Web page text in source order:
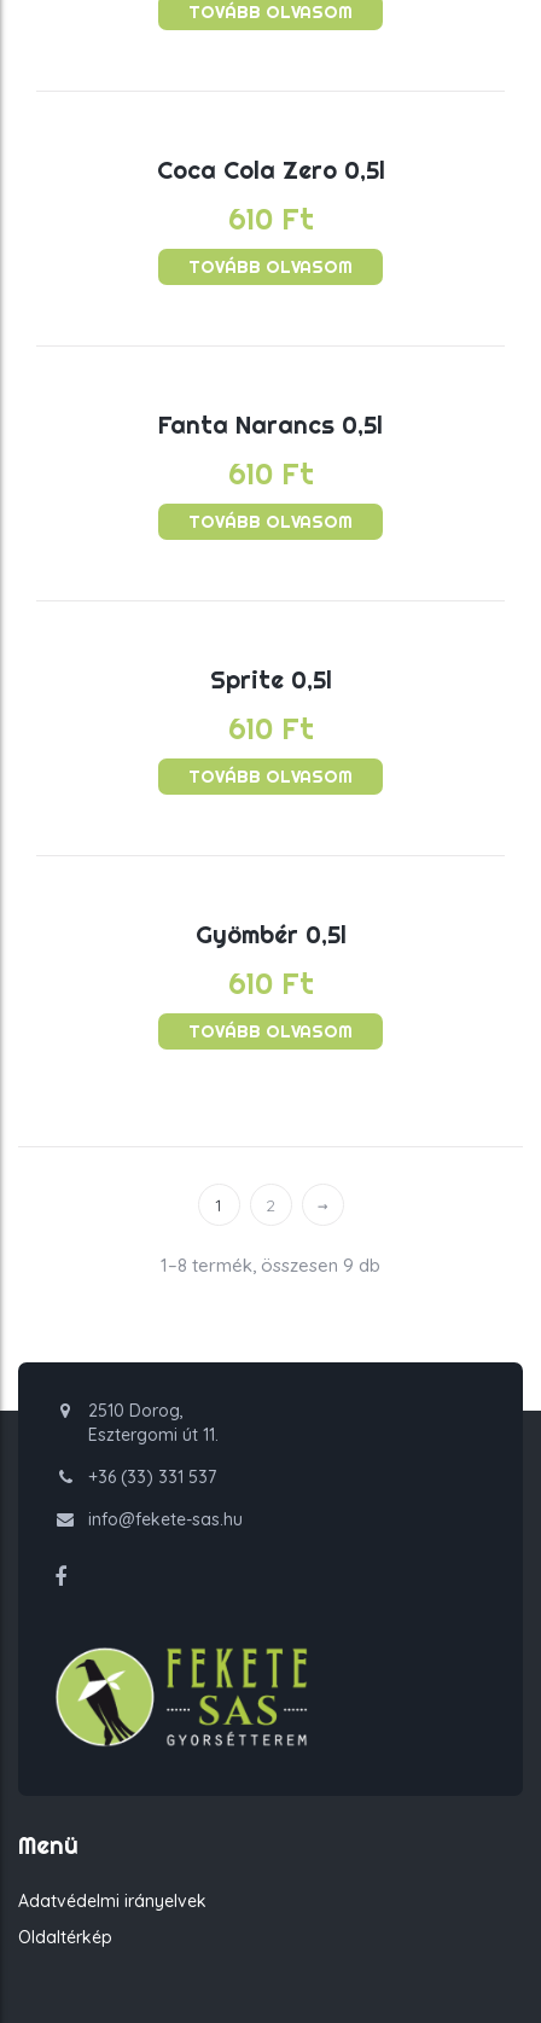
TOVÁBB OLVASOM
Coca Cola Zero 0,5l
610 Ft
TOVÁBB OLVASOM
Fanta Narancs 0,5l
610 Ft
TOVÁBB OLVASOM
Sprite 0,5l
610 Ft
TOVÁBB OLVASOM
Gyömbér 0,5l
610 Ft
TOVÁBB OLVASOM
1 2 →
1–8 termék, összesen 9 db
2510 Dorog,
Esztergomi út 11.
+36 (33) 331 537
info@fekete-sas.hu
Menü
Adatvédelmi irányelvek
Oldaltérkép